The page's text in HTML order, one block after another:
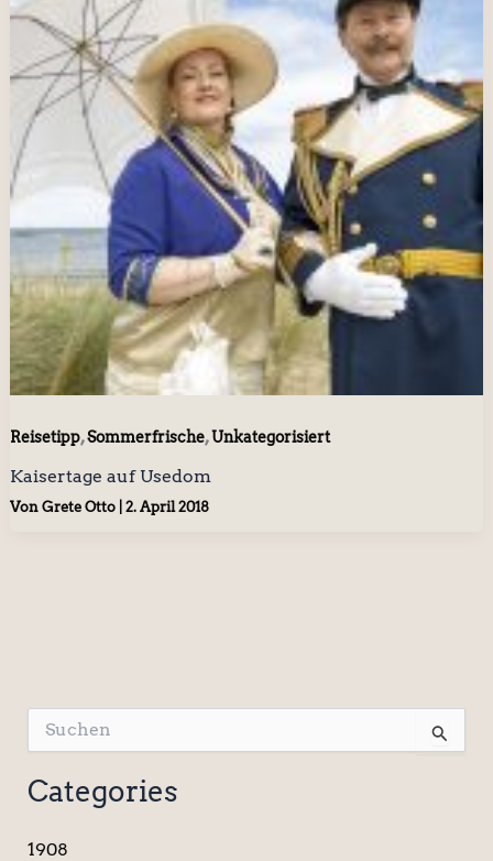
Reisetipp,Sommerfrische,Unkategorisiert
Kaisertage auf Usedom
Von Grete Otto 2. April 2018
u
c
h
n
Categories
1908